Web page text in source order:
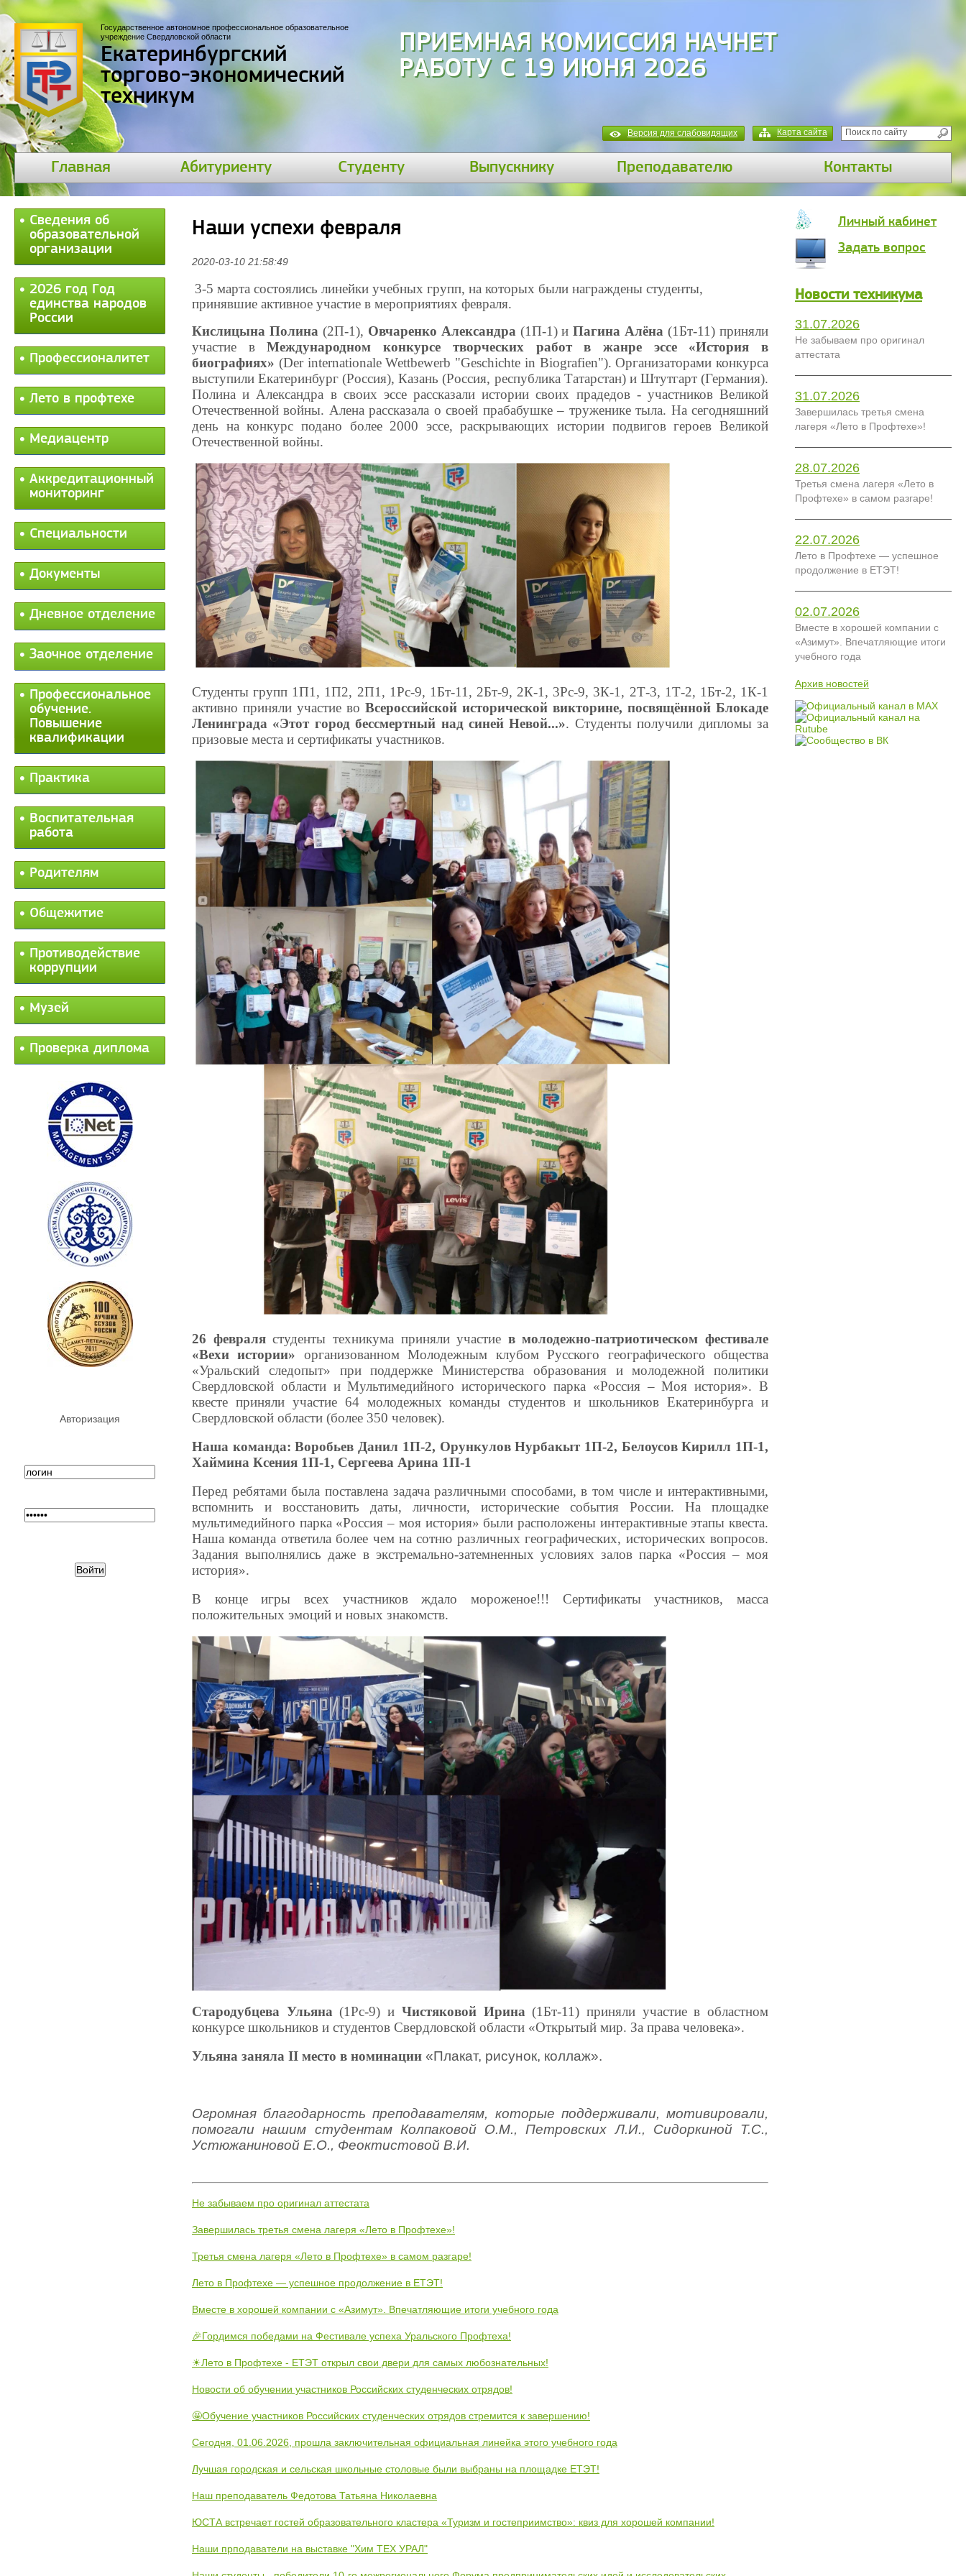
Государственное автономное профессиональное образовательное
учреждение Свердловской области
Екатеринбургский
торгово-экономический
техникум
ПРИЕМНАЯ КОМИССИЯ НАЧНЕТ
РАБОТУ С 19 ИЮНЯ 2026
Карта сайта
Версия для слабовидящих
Главная Абитуриенту Студенту Выпускнику Преподавателю Контакты
Сведения об
образовательной
организации
2026 год Год
единства народов
России
Профессионалитет
Лето в профтехе
Медиацентр
Аккредитационный
мониторинг
Специальности
Документы
Дневное отделение
Заочное отделение
Профессиональное
обучение.
Повышение
квалификации
Практика
Воспитательная
работа
Родителям
Общежитие
Противодействие
коррупции
Музей
Проверка диплома
Авторизация
Наши успехи февраля
2020-03-10 21:58:49
3-5 марта состоялись линейки учебных групп, на которых были награждены студенты,
принявшие активное участие в мероприятиях февраля.
Кислицына Полина (2П-1), Овчаренко Александра (1П-1) иПагина Алёна (1Бт-11) приняли
участие вМеждународном конкурсе творческих работ в жанре эссе «История в
биографиях» (Der internationale Wettbewerb "Geschichte in Biografien"). Организаторами конкурса
выступили Екатеринбург (Россия), Казань (Россия, республика Татарстан) и Штутгарт (Германия).
Полина и Александра в своих эссе рассказали истории своих прадедов - участников Великой
Отечественной войны. Алена рассказала о своей прабабушке – труженике тыла. На сегодняшний
день на конкурс подано более 2000 эссе, раскрывающих истории подвигов героев Великой
Отечественной войны.
Студенты групп 1П1, 1П2, 2П1, 1Рс-9, 1Бт-11, 2Бт-9, 2К-1, 3Рс-9, 3К-1, 2Т-3, 1Т-2, 1Бт-2, 1К-1
активно приняли участие во Всероссийской исторической викторине, посвящённой Блокаде
Ленинграда «Этот город бессмертный над синей Невой...». Студенты получили дипломы за
призовые места и сертификаты участников.
26 февралястуденты техникума приняли участие в молодежно-патриотическом фестивале
«Вехи истории» организованном Молодежным клубом Русского географического общества
«Уральский следопыт» при поддержке Министерства образования и молодежной политики
Свердловской области и Мультимедийного исторического парка «Россия – Моя история». В
квесте приняли участие 64 молодежных команды студентов и школьников Екатеринбурга и
Свердловской области (более 350 человек).
Наша команда:Воробьев Данил 1П-2, Орункулов Нурбакыт 1П-2, Белоусов Кирилл 1П-1,
Хаймина Ксения 1П-1, Сергеева Арина 1П-1
Перед ребятами была поставлена задача различными способами, в том числе и интерактивными,
вспомнить и восстановить даты, личности, исторические события России. На площадке
мультимедийного парка «Россия – моя история» были расположены интерактивные этапы квеста.
Наша команда ответила более чем на сотню различных географических, исторических вопросов.
Задания выполнялись даже в экстремально-затемненных условиях залов парка «Россия – моя
история».
В конце игры всех участников ждало мороженое!!! Сертификаты участников, масса
положительных эмоций и новых знакомств.
Стародубцева Ульяна (1Рс-9) и Чистяковой Ирина (1Бт-11) приняли участие в областном
конкурсе школьников и студентов Свердловской области «Открытый мир. За права человека».
Ульяна заняла II место в номинации «Плакат, рисунок, коллаж».
Огромная благодарность преподавателям, которые поддерживали, мотивировали,
помогали нашим студентам Колпаковой О.М., Петровских Л.И., Сидоркиной Т.С.,
Устюжаниновой Е.О., Феоктистовой В.И.
Не забываем про оригинал аттестата
Завершилась третья смена лагеря «Лето в Профтехе»!
Третья смена лагеря «Лето в Профтехе» в самом разгаре!
Лето в Профтехе — успешное продолжение в ЕТЭТ!
Вместе в хорошей компании с «Азимут». Впечатляющие итоги учебного года
🎉Гордимся победами на Фестивале успеха Уральского Профтеха!
☀Лето в Профтехе - ЕТЭТ открыл свои двери для самых любознательных!
Новости об обучении участников Российских студенческих отрядов!
🤩Обучение участников Российских студенческих отрядов стремится к завершению!
Сегодня, 01.06.2026, прошла заключительная официальная линейка этого учебного года
Лучшая городская и сельская школьные столовые были выбраны на площадке ЕТЭТ!
Наш преподаватель Федотова Татьяна Николаевна
ЮСТА встречает гостей образовательного кластера «Туризм и гостеприимство»: квиз для хорошей компании!
Наши прподаватели на выставке "Хим ТЕХ УРАЛ"
Личный кабинет
Задать вопрос
Новости техникума
31.07.2026
Не забываем про оригинал
аттестата
31.07.2026
Завершилась третья смена
лагеря «Лето в Профтехе»!
28.07.2026
Третья смена лагеря «Лето в
Профтехе» в самом разгаре!
22.07.2026
Лето в Профтехе — успешное
продолжение в ЕТЭТ!
02.07.2026
Вместе в хорошей компании с
«Азимут». Впечатляющие итоги
учебного года
Архив новостей